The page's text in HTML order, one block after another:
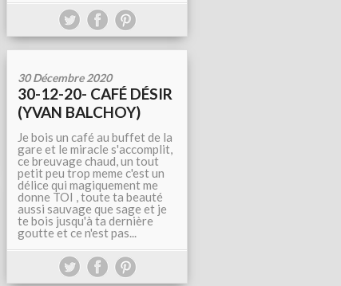
30 Décembre 2020
30-12-20- CAFÉ DÉSIR
(YVAN BALCHOY)
Je bois un café au buffet de la
gare et le miracle s'accomplit,
ce breuvage chaud, un tout
petit peu trop meme c'est un
délice qui magiquement me
donne TOI , toute ta beauté
aussi sauvage que sage et je
te bois jusqu'à ta dernière
goutte et ce n'est pas...